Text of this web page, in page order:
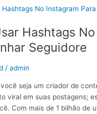
Hashtags
Seguidore
/admin
seja um criador de
viral em suas postagens;
Com mais de 1 bilhão de